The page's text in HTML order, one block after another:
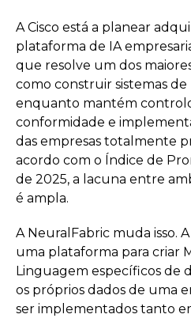
A Cisco está a planear
plataforma de IA
que resolve um dos
como construir sistemas de
enquanto mantém
conformidade e
das empresas totalmente
acordo com o Índice de
de 2025, a lacuna entre
é ampla.
A NeuralFabric muda isso.
uma plataforma para criar
Linguagem específicos de
os próprios dados de uma
ser implementados tanto